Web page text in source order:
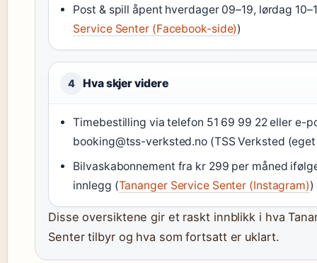
Post & spill åpent hverdager 09–19, lørdag
Service Senter (Facebook-side))
4 Hva skjer videre
Timebestilling via telefon 51 69 99 22 eller e-
booking@tss-verksted.no (TSS Verksted
Bilvaskabonnement fra kr 299 per måned
innlegg (Tananger Service Senter (Instagram))
Disse oversiktene gir et raskt innblikk i hva
Senter tilbyr og hva som fortsatt er uklart.